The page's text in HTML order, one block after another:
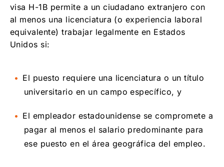
visa H-1B permite a un ciudadano extranjero con
al menos una licenciatura (o experiencia laboral
equivalente) trabajar legalmente en Estados
Unidos si:
El puesto requiere una licenciatura o un título
universitario en un campo específico, y
El empleador estadounidense se compromete a
pagar al menos el salario predominante para
ese puesto en el área geográfica del empleo.